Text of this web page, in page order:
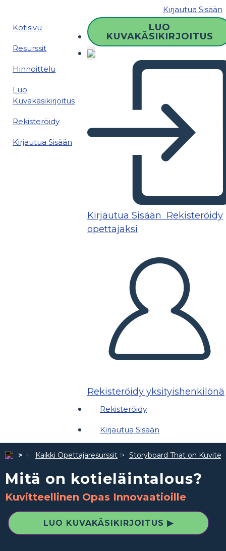
Kirjautua Sisään
Kotisivu
Resurssit
Hinnoittelu
Luo
Kuvakäsikirjoitus
Rekisteröidy
Kirjautua Sisään
LUO
KUVAKÄSIKIRJOITUS
Kirjautua Sisään Rekisteröidy
opettajaksi
Rekisteröidy yksityishenkilönä
Rekisteröidy
Kirjautua Sisään
Kaikki Opettajaresurssit Storyboard That on
Mitä on kotieläintalous?
Kuvitteellinen Opas Innovaatioille
LUO KUVAKÄSIKIRJOITUS ▶